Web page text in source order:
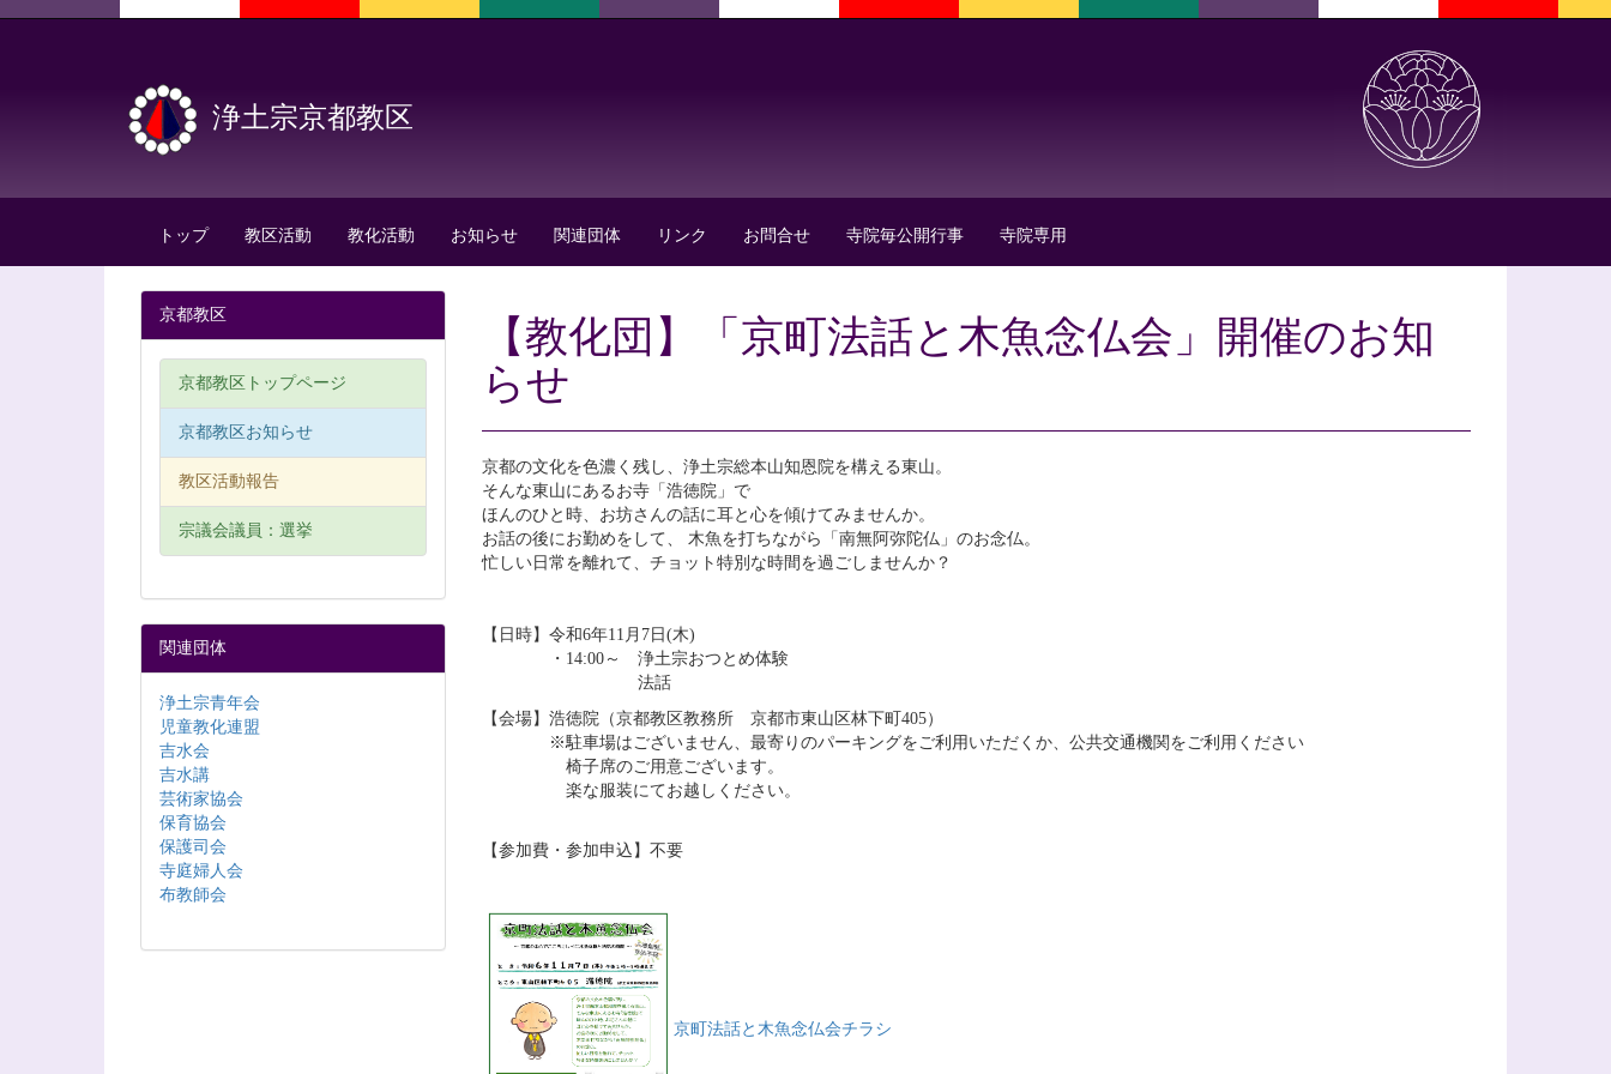
浄土宗京都教区
トップ 教区活動 教化活動 お知らせ 関連団体 リンク お問合せ 寺院毎公開行事 寺院専用
【教化団】「京町法話と木魚念仏会」開催のお知
らせ
京都の文化を色濃く残し、浄土宗総本山知恩院を構える東山。
そんな東山にあるお寺「浩徳院」で
ほんのひと時、お坊さんの話に耳と心を傾けてみませんか。
お話の後にお勤めをして、 木魚を打ちながら「南無阿弥陀仏」のお念仏。
忙しい日常を離れて、チョット特別な時間を過ごしませんか？
【日時】令和6年11月7日(木)
・14:00～ 浄土宗おつとめ体験
法話
【会場】浩徳院（京都教区教務所 京都市東山区林下町405）
※駐車場はございません、最寄りのパーキングをご利用いただくか、公共交通機関をご利用ください
椅子席のご用意ございます。
楽な服装にてお越しください。
【参加費・参加申込】不要
京町法話と木魚念仏会チラシ
京都教区
京都教区トップページ
京都教区お知らせ
教区活動報告
宗議会議員：選挙
関連団体
浄土宗青年会
児童教化連盟
吉水会
吉水講
芸術家協会
保育協会
保護司会
寺庭婦人会
布教師会